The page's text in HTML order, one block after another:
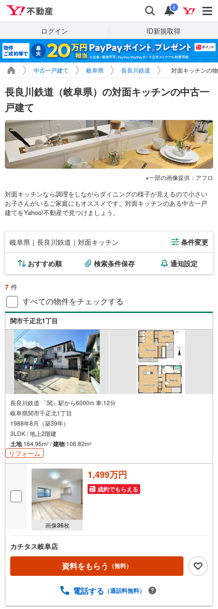
検索 通知
i
ログイン ID新規取得
中古一戸建て 岐阜県 長良川鉄道 対面キッチンの
長良川鉄道（岐阜県）の対面キッチンの中古一
戸建て
一部の画像提供：アフロ
対面キッチンなら調理をしながらダイニングの様子が見えるので小さい
お子さんがいるご家庭にもオススメです。対面キッチンのある中古一戸
建てをYahoo!不動産で見つけましょう。
岐阜県｜長良川鉄道｜対面キッチン 条件変更
おすすめ順 検索条件保存 通知設定
7 件
すべての物件をチェックする
関市千疋北1丁目
長良川鉄道 「関」駅から6000m 車:12分
岐阜県関市千疋北1丁目
1988年8月（築39年）
3LDK / 地上2階建
土地164.95m2 /建物 106.82m2
リフォーム
画像36枚
1,499万円
成約でもらえる
カチタス岐阜店
資料をもらう （無料）
電話する （通話料無料）